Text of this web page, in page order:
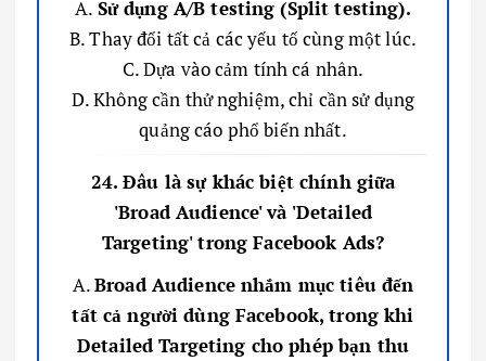
A. Sử dụng A/B testing (Split testing).
B. Thay đổi tất cả các yếu tố cùng một lúc.
C. Dựa vào cảm tính cá nhân.
D. Không cần thử nghiệm, chỉ cần sử dụng
quảng cáo phổ biến nhất.
24. Đâu là sự khác biệt chính giữa
'Broad Audience' và 'Detailed
Targeting' trong Facebook Ads?
A.Broad Audience nhắm mục tiêu đến
tất cả người dùng Facebook, trong khi
Detailed Targeting cho phép bạn thu